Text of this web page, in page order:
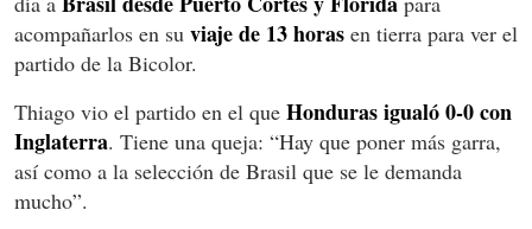
acompañarlos en su viaje de 13 horas en tierra para ver el
partido de la Bicolor.
Thiago vio el partido en el que Honduras igualó 0-0 con
Inglaterra. Tiene una queja: “Hay que poner más garra,
así como a la selección de Brasil que se le demanda
mucho”.